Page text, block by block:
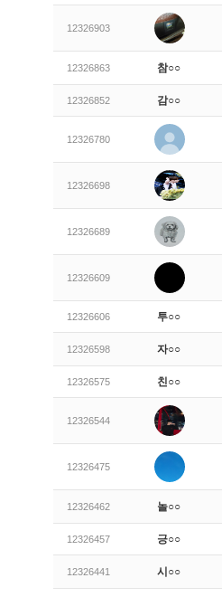
12326903
12326863 참○○
12326852 감○○
12326780
12326698
12326689
12326609
12326606 투○○
12326598 자○○
12326575 친○○
12326544
12326475
12326462 놀○○
12326457 긍○○
12326441 시○○